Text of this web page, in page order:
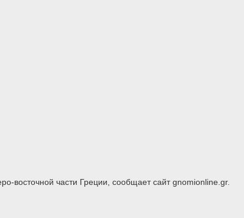
восточной части Греции, сообщает сайт gnomionline.gr.